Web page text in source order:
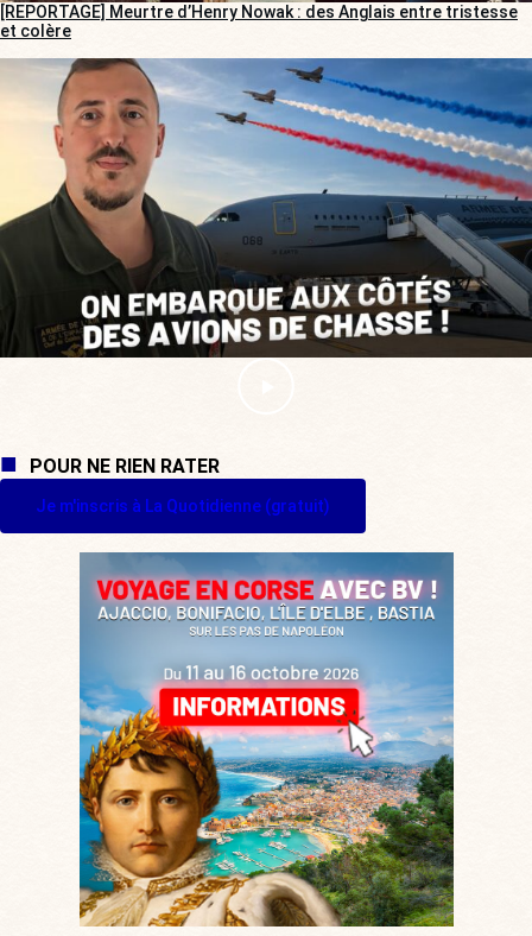
[REPORTAGE] Meurtre d’Henry Nowak : des Anglais entre tristesse
et colère
POUR NE RIEN RATER
Je m'inscris à La Quotidienne (gratuit)